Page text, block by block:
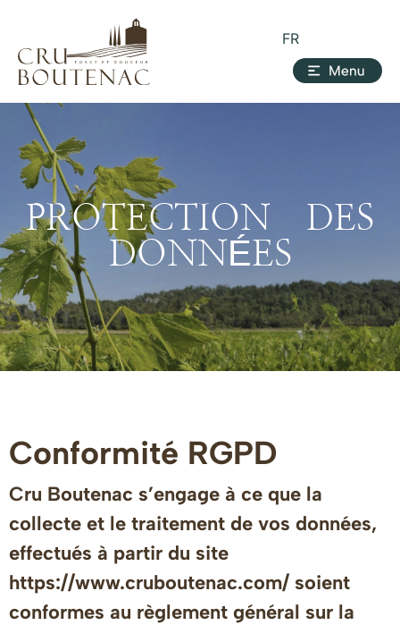
FR
PROTECTION DES
DONNÉES
Conformité RGPD
Cru Boutenac s’engage à ce que la
collecte et le traitement de vos données,
effectués à partir du site
https://www.cruboutenac.com/ soient
conformes au règlement général sur la